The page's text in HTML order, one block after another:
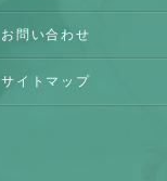
お問い合わせ
サイトマップ